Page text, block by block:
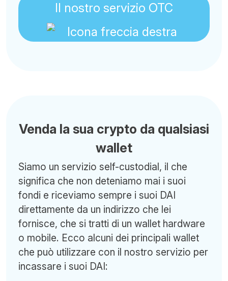
Il nostro servizio OTC
Venda la sua crypto da qualsiasi
wallet
Siamo un servizio self-custodial, il che
significa che non deteniamo mai i suoi
fondi e riceviamo sempre i suoi DAI
direttamente da un indirizzo che lei
fornisce, che si tratti di un wallet hardware
o mobile. Ecco alcuni dei principali wallet
che può utilizzare con il nostro servizio per
incassare i suoi DAI: